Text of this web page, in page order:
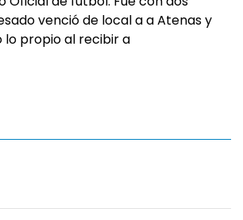
venció de local a a Atenas y
lo propio al recibir a